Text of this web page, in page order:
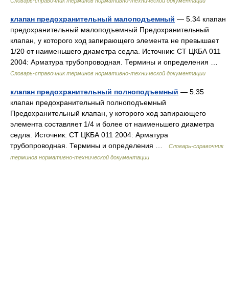
клапан предохранительный малоподъемный — 5.34 клапан
предохранительный малоподъемный Предохранительный
клапан, у которого ход запирающего элемента не превышает
1/20 от наименьшего диаметра седла. Источник: СТ ЦКБА 011
2004: Арматура трубопроводная. Термины и определения …
Словарь-справочник терминов нормативно-технической документации
клапан предохранительный полноподъемный — 5.35
клапан предохранительный полноподъемный
Предохранительный клапан, у которого ход запирающего
элемента составляет 1/4 и более от наименьшего диаметра
седла. Источник: СТ ЦКБА 011 2004: Арматура
трубопроводная. Термины и определения …
Словарь-справочник
терминов нормативно-технической документации